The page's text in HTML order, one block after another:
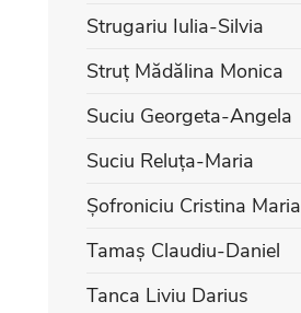
Strugariu Iulia-Silvia
Struț Mădălina Monica
Suciu Georgeta-Angela
Suciu Reluța-Maria
Șofroniciu Cristina Maria
Tamaș Claudiu-Daniel
Tanca Liviu Darius